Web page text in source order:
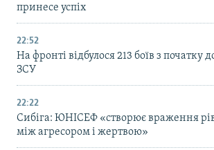
принесе успіх
22:52
На фронті відбулося 213 боїв з початку
ЗСУ
22:22
Сибіга: ЮНІСЕФ «створює враження
між агресором і жертвою»